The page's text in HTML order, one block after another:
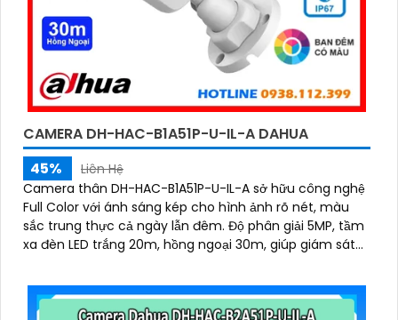
CAMERA DH-HAC-B1A51P-U-IL-A DAHUA
45%
Liên Hệ
Camera thân DH-HAC-B1A51P-U-IL-A sở hữu công nghệ
Full Color với ánh sáng kép cho hình ảnh rõ nét, màu
sắc trung thực cả ngày lẫn đêm. Độ phân giải 5MP, tầm
xa đèn LED trắng 20m, hồng ngoại 30m, giúp giám sát